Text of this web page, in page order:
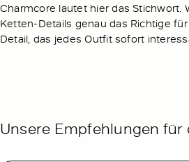
Charmcore lautet hier das
Ketten-Details genau das Richtige
Detail, das jedes Outfit sofort
Unsere Empfehlungen für